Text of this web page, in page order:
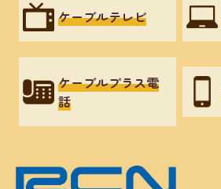
ケーブルテレビ
ケーブルプラス電
話